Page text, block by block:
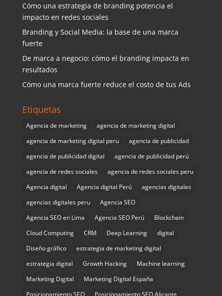
Cómo una estrategia de branding potencia el
impacto en redes sociales
Branding y Social Media: la base de una marca
fuerte
De marca a negocio: cómo el branding impacta en
resultados
Cómo una marca fuerte reduce el costo de tus Ads
Etiquetas
Agencia de marketing
agencia de marketing digital
agencia de marketing digital peru
agencia de publicidad
agencia de publicidad digital
agencia de publicidad perú
agencia de redes sociales
agencia de redes sociales peru
Agencia digital
Agencia digital Perú
agencias digitales
agencias digitales peru
Agencia SEO
Agencia SEO en Lima
Agencia SEO Perú
Blockchain
Cloud Computing
CRM Deep Learning
digital
Diseño gráfico
estrategia de marketing digital
estrategia digital
Growth Hacking
Machine learning
Marketing Digital
Marketing Digital España
Posicionamiento SEO
Posicionamiento SEO Alicante